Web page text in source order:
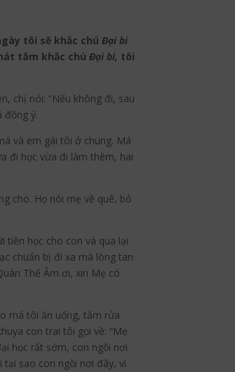
tôi sẽ khắc chú Đại bi
tâm khắc chúĐại bi, tôi
chị nói: “Nếu không đi, sau
đồng ý.
và em gái tôi ở chung. Má
đi học vừa đi làm thêm, hai
cho. Họ nói mẹ về quê, bỏ
tiền học cho con và qua lại
chuẩn bị đi xa mà lòng tan
Thế Âm ơi, xin Mẹ có
má tôi ăn uống, tắm rửa
con trai tôi gọi về: “Mẹ
học rất sớm, con ngồi nơi
sao con ngồi nơi đây, vì